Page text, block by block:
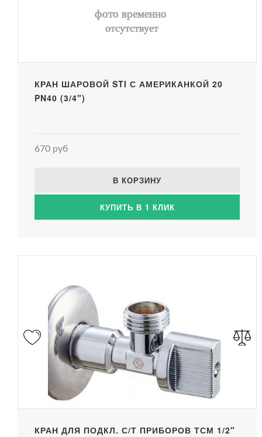
КРАН ШАРОВОЙ STI С АМЕРИКАНКОЙ 20
PN40 (3/4")
670 руб
В КОРЗИНУ
КУПИТЬ В 1 КЛИК
КРАН ДЛЯ ПОДКЛ. С/Т ПРИБОРОВ ТСМ 1/2"